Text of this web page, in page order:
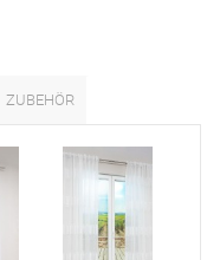
ZUBEHÖR